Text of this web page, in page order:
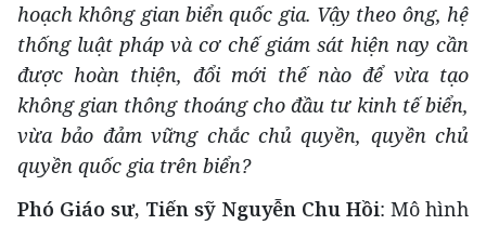
hoạch không gian biển quốc gia. Vậy theo ông, hệ
thống luật pháp và cơ chế giám sát hiện nay cần
được hoàn thiện, đổi mới thế nào để vừa tạo
không gian thông thoáng cho đầu tư kinh tế biển,
vừa bảo đảm vững chắc chủ quyền, quyền chủ
quyền quốc gia trên biển?
Phó Giáo sư, Tiến sỹ Nguyễn Chu Hồi: Mô hình